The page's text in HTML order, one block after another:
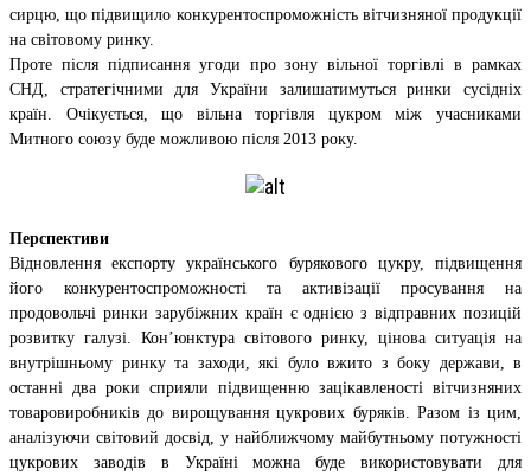
сирцю, що підвищило конкурентоспроможність вітчизняної продукції
на світовому ринку.
Проте після підписання угоди про зону вільної торгівлі в рамках
СНД, стратегічними для України залишатимуться ринки сусідніх
країн. Очікується, що вільна торгівля цукром між учасниками
Митного союзу буде можливою після 2013 року.
Перспективи
Відновлення експорту українського бурякового цукру, підвищення
його конкурентоспроможності та активізації просування на
продовольчі ринки зарубіжних країн є однією з відправних позицій
розвитку галузі. Кон’юнктура світового ринку, цінова ситуація на
внутрішньому ринку та заходи, які було вжито з боку держави, в
останні два роки сприяли підвищенню зацікавленості вітчизняних
товаровиробників до вирощування цукрових буряків. Разом із цим,
аналізуючи світовий досвід, у найближчому майбутньому потужності
цукрових заводів в Україні можна буде використовувати для